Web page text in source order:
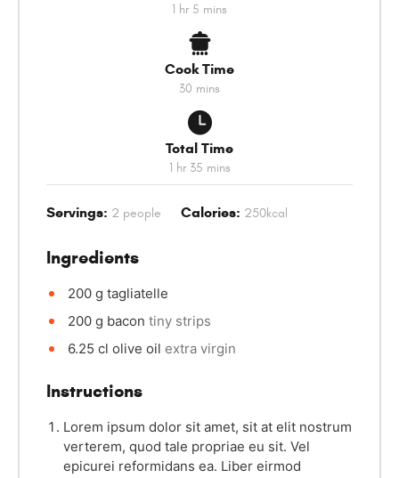
1 hr 5 mins
Cook Time
30 mins
Total Time
1 hr 35 mins
Servings: 2 people Calories: 250kcal
Ingredients
200 g tagliatelle
200 g bacon tiny strips
6.25 cl olive oil extra virgin
Instructions
Lorem ipsum dolor sit amet, sit at elit nostrum
verterem, quod tale propriae eu sit. Vel
epicurei reformidans ea. Liber eirmod